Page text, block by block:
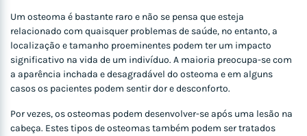
Um osteoma é bastante raro e não se pensa que esteja
relacionado com quaisquer problemas de saúde, no entanto, a
localização e tamanho proeminentes podem ter um impacto
significativo na vida de um indivíduo. A maioria preocupa-se com
a aparência inchada e desagradável do osteoma e em alguns
casos os pacientes podem sentir dor e desconforto.
Por vezes, os osteomas podem desenvolver-se após uma lesão na
cabeça. Estes tipos de osteomas também podem ser tratados